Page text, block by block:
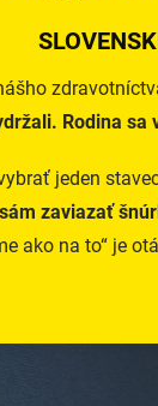
Rodina sa
jeden
zaviazať
ako na to“ je